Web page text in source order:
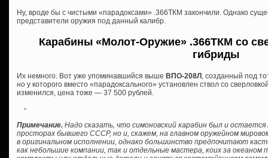
Ну, вроде бы с чистыми «парадоксами» .366ТКМ закончили. Однако
представители оружия под данный калибр.
Карабины «Молот-Оружие» .366ТКМ со
гибриды
Их немного. Вот уже упоминавшийся выше ВПО-208Л , созданный под
но у которого вместо «парадоксального» установлен ствол со
изменился, цена тоже — 37 500 рублей.
Примечание. Надо сказать, что симоновский карабин был и
просторах бывшего СССР, но и, скажем, на главном оружейном
в оригинальном исполнении, однако большинство предпочитают
как небольшие компании, так и отдельные мастера, коих за океаном